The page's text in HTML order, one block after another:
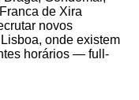
de Xira
novos
onde existem
horários — full-